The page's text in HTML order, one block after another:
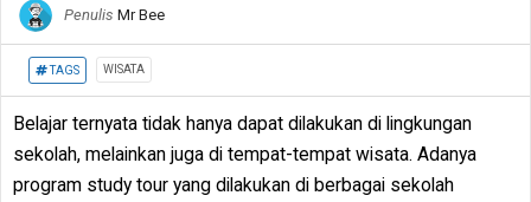
Penulis Mr Bee
TAGS WISATA
Belajar ternyata tidak hanya dapat dilakukan di lingkungan
sekolah, melainkan juga di tempat-tempat wisata. Adanya
program study tour yang dilakukan di berbagai sekolah